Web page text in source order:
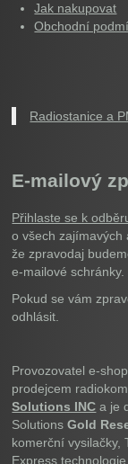
Jak nakupovat
Obchodní
Radiostanice a
E-mailový
Přihlaste se k
o všech zajímavých
že zpravodaj
e-mailové schránky.
Pokud se vám
odhlásit.
Provozovatel e-
prodejcem
Solutions INC a je
SolutionsGold
komerční vysilačky,
Express technologie.